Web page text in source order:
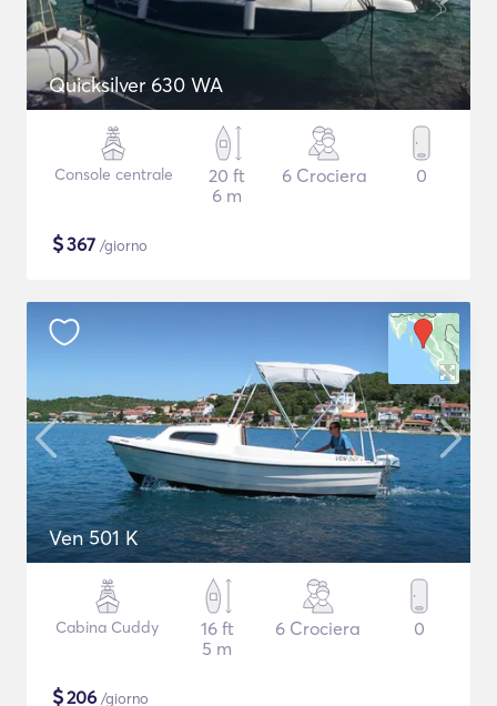
Quicksilver 630 WA
Console centrale
20 ft
6 m
6 Crociera 0
$367 /giorno
Ven 501 K
Cabina Cuddy
16 ft
5 m
6 Crociera 0
$206 /giorno